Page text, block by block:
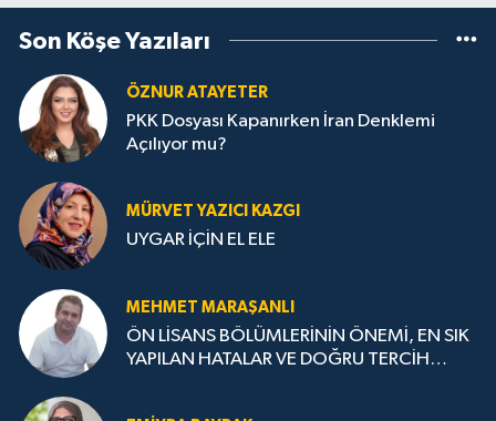
Son Köşe Yazıları
ÖZNUR ATAYETER
PKK Dosyası Kapanırken İran Denklemi
Açılıyor mu?
MÜRVET YAZICI KAZGI
UYGAR İÇİN EL ELE
MEHMET MARAŞANLI
ÖN LİSANS BÖLÜMLERİNİN ÖNEMİ, EN SIK
YAPILAN HATALAR VE DOĞRU TERCİH